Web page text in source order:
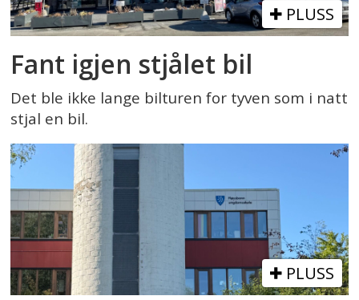
PLUSS
Fant igjen stjålet bil
Det ble ikke lange bilturen for tyven som i natt
stjal en bil.
PLUSS